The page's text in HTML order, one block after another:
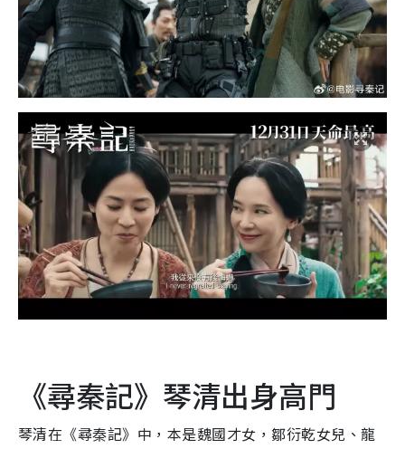
《尋秦記》琴清出身高門
琴清在《尋秦記》中，本是魏國才女，鄒衍乾女兒、龍